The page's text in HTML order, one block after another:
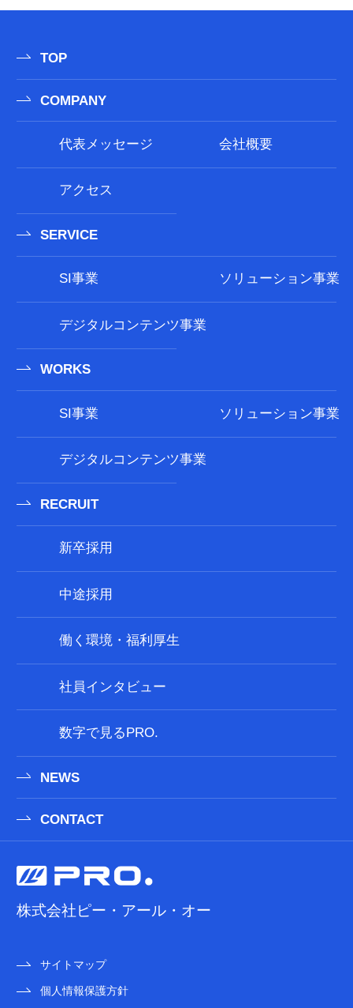
TOP
COMPANY
代表メッセージ 会社概要
アクセス
SERVICE
SI事業 ソリューション事業
デジタルコンテンツ事業
WORKS
SI事業 ソリューション事業
デジタルコンテンツ事業
RECRUIT
新卒採用
中途採用
働く環境・福利厚生
社員インタビュー
数字で見るPRO.
NEWS
CONTACT
株式会社ピー・アール・オー
サイトマップ
個人情報保護方針